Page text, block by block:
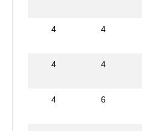
4 4
4 4
4 6